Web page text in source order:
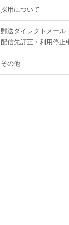
採用について
郵送ダイレクトメール
配信先訂正・利用停止
その他